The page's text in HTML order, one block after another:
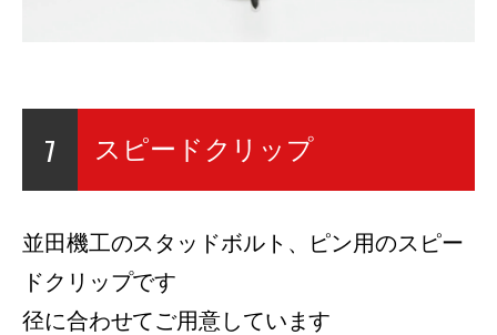
7 スピードクリップ
並田機工のスタッドボルト、ピン用のスピー
ドクリップです
径に合わせてご用意しています